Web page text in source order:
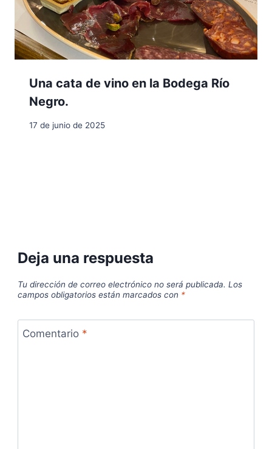
Una cata de vino en la Bodega Río
Negro.
17 de junio de 2025
Deja una respuesta
Tu dirección de correo electrónico no será publicada. Los
campos obligatorios están marcados con *
Comentario *